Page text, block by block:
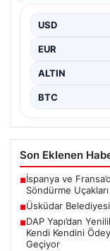
USD
EUR
ALTIN
BTC
Son Eklenen
■İspanya ve
Söndürme
■Üsküdar
■DAP Yapı’dan
Kendi Kendini
Geçiyor